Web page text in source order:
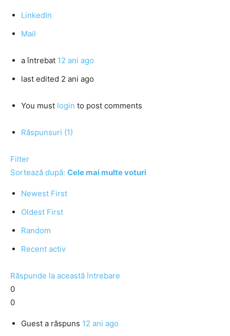
LinkedIn
Mail
a întrebat 12 ani ago
last edited 2 ani ago
You must login to post comments
Răspunsuri (1)
Filter
Sortează după: Cele mai multe voturi
Newest First
Oldest First
Random
Recent activ
Răspunde la această întrebare
0
0
Guest a răspuns 12 ani ago